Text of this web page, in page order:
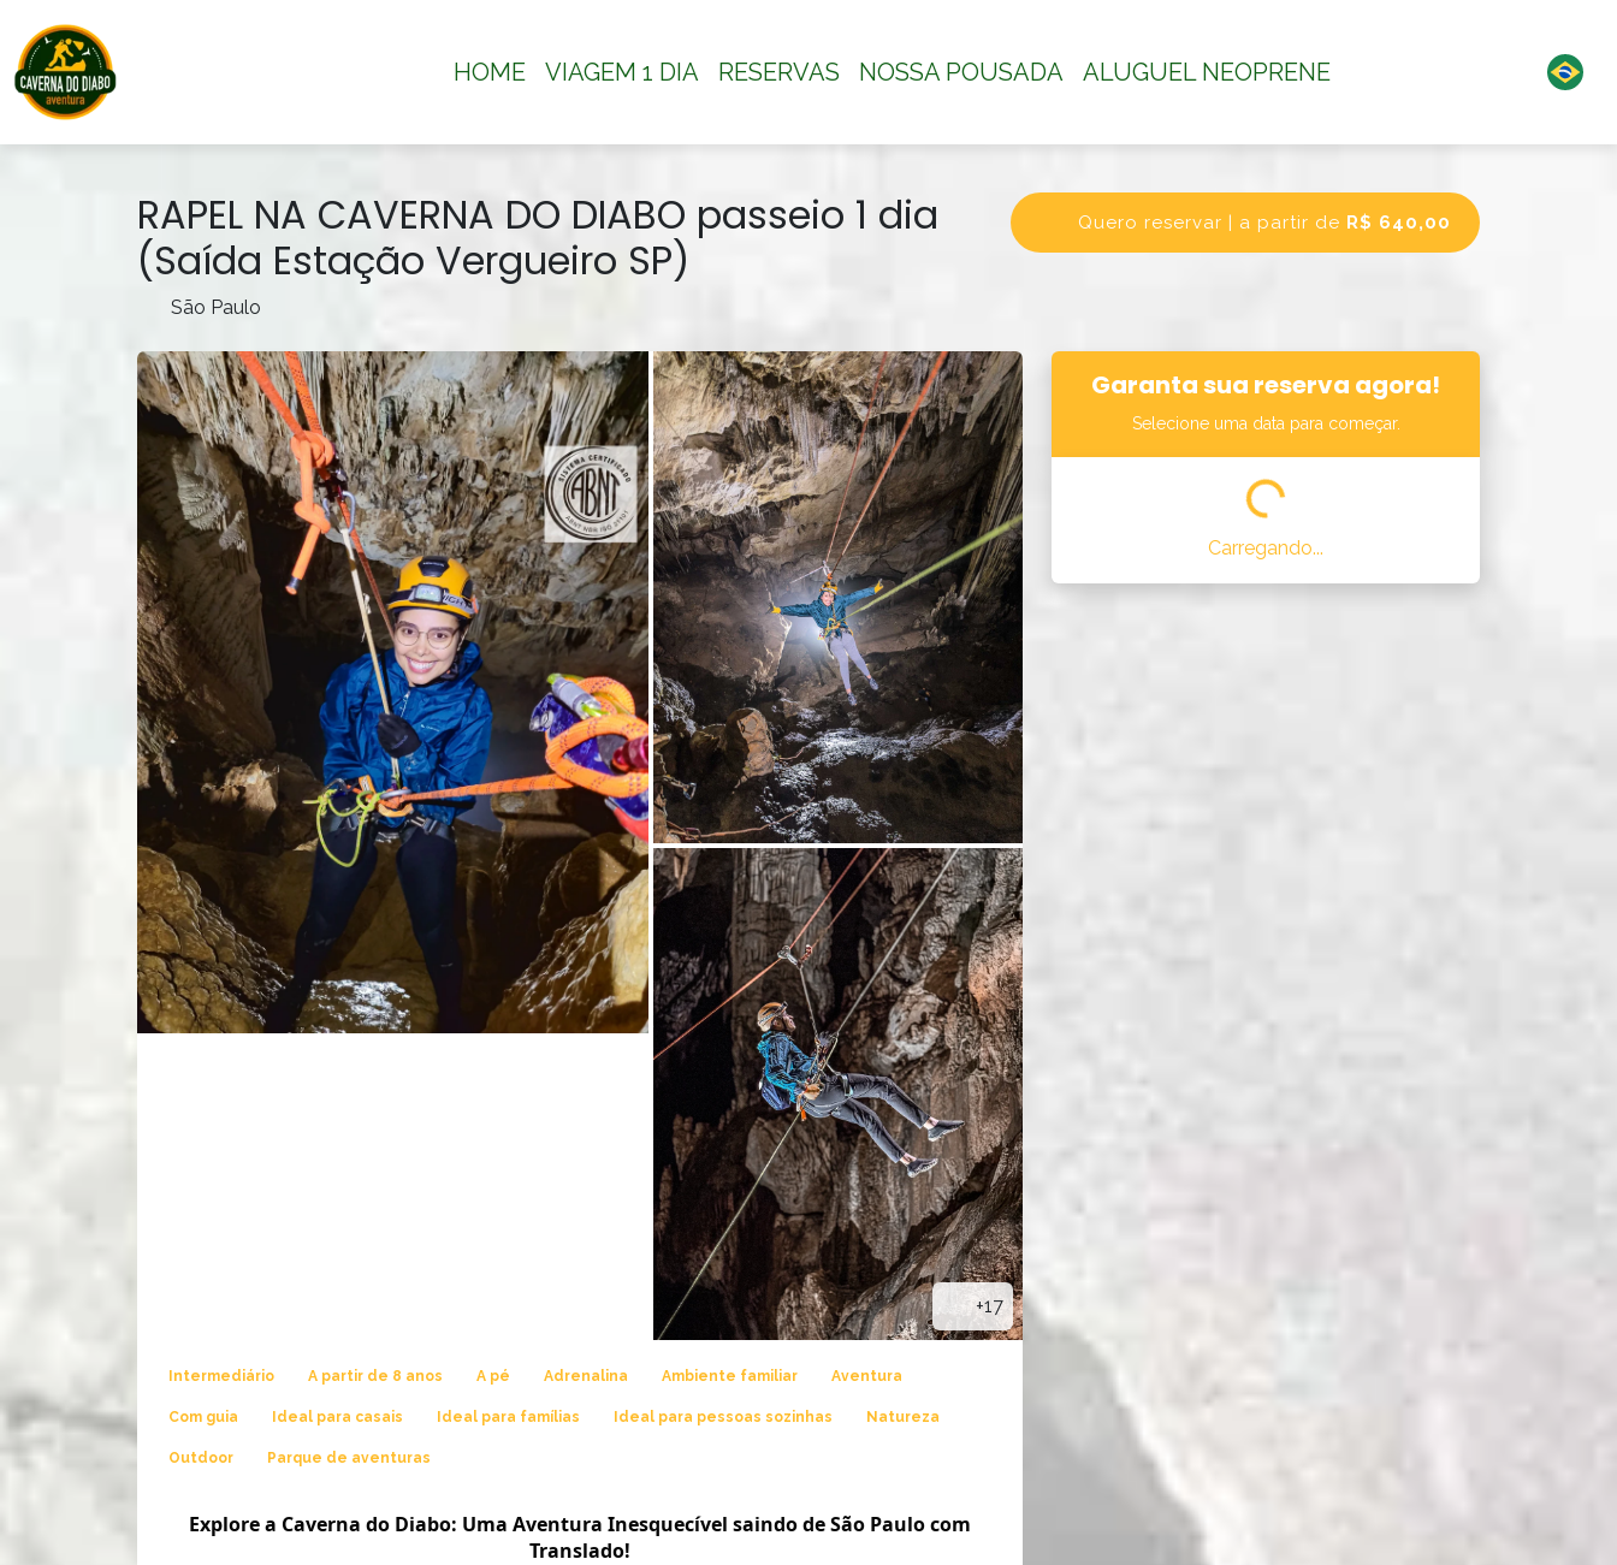
HOME VIAGEM 1 DIA RESERVAS NOSSA POUSADA ALUGUEL NEOPRENE
Quero reservar | a partir de R$ 640,00
RAPEL NA CAVERNA DO DIABO passeio 1 dia
(Saída Estação Vergueiro SP)
São Paulo
+17
Intermediário A partir de 8 anos A pé Adrenalina Ambiente familiar Aventura
Com guia Ideal para casais Ideal para famílias Ideal para pessoas sozinhas Natureza
Outdoor Parque de aventuras
Explore a Caverna do Diabo: Uma Aventura Inesquecível saindo de São Paulo com
Translado!
Garanta sua reserva agora!
Selecione uma data para começar.
Carregando...